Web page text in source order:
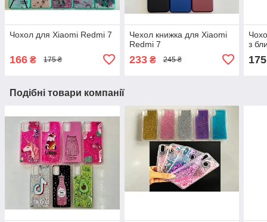
Чохол для Xiaomi Redmi 7
166 ₴ 175 ₴
Чехол книжка для Xiaomi
Redmi 7
233₴ 245 ₴
з
175
Подібні товари компанії